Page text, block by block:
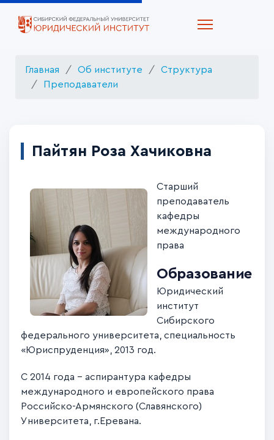
Главная Об институте
Структура
Преподаватели
Пайтян Роза Хачиковна
Старший
преподаватель
кафедры
международного
права
Образование
Юридический
институт
Сибирского
федерального университета, специальность
«Юриспруденция», 2013 год.
С 2014 года - аспирантура кафедры
международного и европейского права
Российско-Армянского (Славянского)
Университета, г.Еревана.